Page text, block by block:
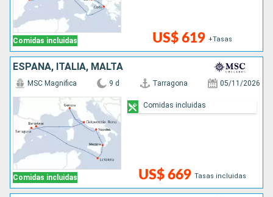
Comidas incluidas US$ 619 +Tasas
ESPAÑA, ITALIA, MALTA
Comidas incluidas
MSC Magnifica 9 d Tarragona 05/11/2026
US$ 669 Tasas incluidas
Comidas incluidas